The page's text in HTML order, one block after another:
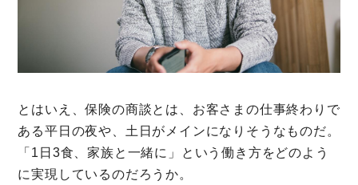
とはいえ、保険の商談とは、お客さまの仕事終わりで
ある平日の夜や、土日がメインになりそうなものだ。
「1日3食、家族と一緒に」という働き方をどのよう
に実現しているのだろうか。